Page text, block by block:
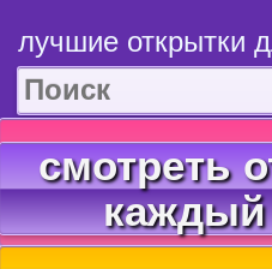
лучшие открытки
смотреть
каждый